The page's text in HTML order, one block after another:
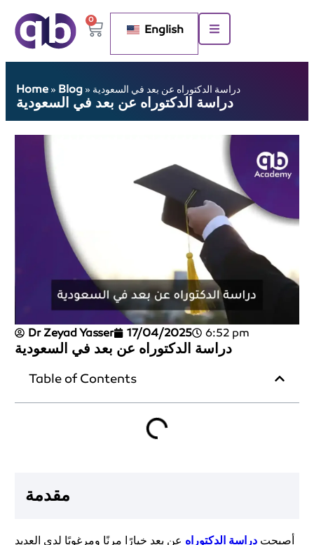
0
English
Home » Blog » دراسة الدكتوراه عن بعد في السعودية
دراسة الدكتوراه عن بعد في السعودية
Dr Zeyad Yasser 17/04/2025 6:52 pm
دراسة الدكتوراه عن بعد في السعودية
Table of Contents
مقدمة
أصبحت دراسة الدكتوراه عن بعد خيارًا مرنًا ومرغوبًا لدى العديد